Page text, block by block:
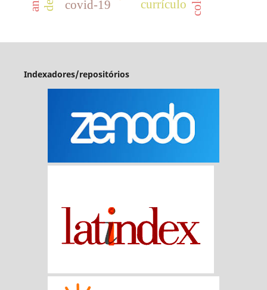
currículo
covid-19
Indexadores/repositórios